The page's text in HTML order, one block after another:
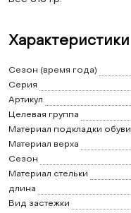
Характеристики
Сезон (время года)
Серия
Артикул
Целевая группа
Материал подкладки обуви
Материал верха
Сезон
Материал стельки
длина
Вид застежки